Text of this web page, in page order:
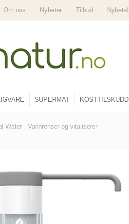
Om oss Nyheter Tilbud
SUPERMAT KOSTTILSKUDD
Water - Vannrenser og vitaliserer